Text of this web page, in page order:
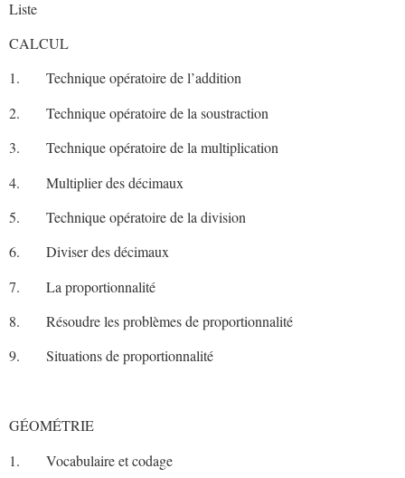
Liste
CALCUL
1. Technique opératoire de l’addition
2. Technique opératoire de la soustraction
3. Technique opératoire de la multiplication
4. Multiplier des décimaux
5. Technique opératoire de la division
6. Diviser des décimaux
7. La proportionnalité
8. Résoudre les problèmes de proportionnalité
9. Situations de proportionnalité
GÉOMÉTRIE
1. Vocabulaire et codage